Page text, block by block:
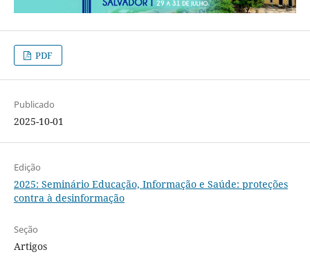
PDF
Publicado
2025-10-01
Edição
2025: Seminário Educação, Informação e Saúde: proteções
contra à desinformação
Seção
Artigos